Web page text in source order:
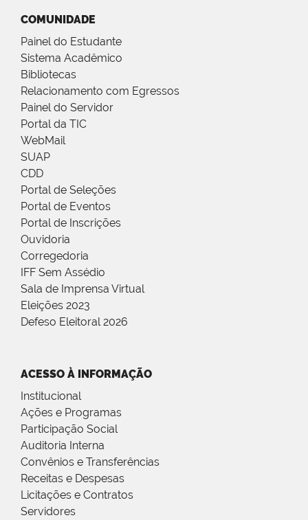
COMUNIDADE
Painel do Estudante
Sistema Acadêmico
Bibliotecas
Relacionamento com Egressos
Painel do Servidor
Portal da TIC
WebMail
SUAP
CDD
Portal de Seleções
Portal de Eventos
Portal de Inscrições
Ouvidoria
Corregedoria
IFF Sem Assédio
Sala de Imprensa Virtual
Eleições 2023
Defeso Eleitoral 2026
ACESSO À INFORMAÇÃO
Institucional
Ações e Programas
Participação Social
Auditoria Interna
Convênios e Transferências
Receitas e Despesas
Licitações e Contratos
Servidores